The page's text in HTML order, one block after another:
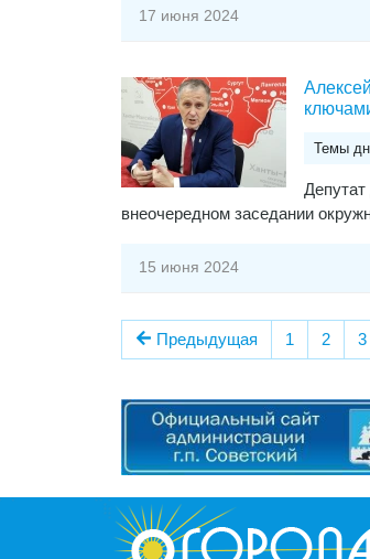
17 июня 2024
Темы
внеочередном заседании
15 июня 2024
Предыдущая 1 2 3